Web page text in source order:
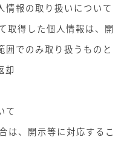
情報の取り扱いについて
得した個人情報は、開
囲でのみ取り扱うものと
却
て
、開示等に対応するこ